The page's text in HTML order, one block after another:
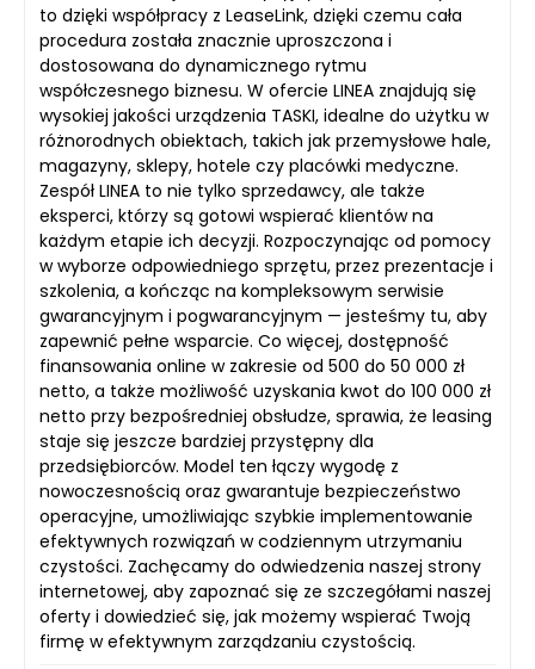
to dzięki współpracy z LeaseLink, dzięki czemu cała
procedura została znacznie uproszczona i
dostosowana do dynamicznego rytmu
współczesnego biznesu. W ofercie LINEA znajdują się
wysokiej jakości urządzenia TASKI, idealne do użytku w
różnorodnych obiektach, takich jak przemysłowe hale,
magazyny, sklepy, hotele czy placówki medyczne.
Zespół LINEA to nie tylko sprzedawcy, ale także
eksperci, którzy są gotowi wspierać klientów na
każdym etapie ich decyzji. Rozpoczynając od pomocy
w wyborze odpowiedniego sprzętu, przez prezentacje i
szkolenia, a kończąc na kompleksowym serwisie
gwarancyjnym i pogwarancyjnym — jesteśmy tu, aby
zapewnić pełne wsparcie. Co więcej, dostępność
finansowania online w zakresie od 500 do 50 000 zł
netto, a także możliwość uzyskania kwot do 100 000 zł
netto przy bezpośredniej obsłudze, sprawia, że leasing
staje się jeszcze bardziej przystępny dla
przedsiębiorców. Model ten łączy wygodę z
nowoczesnością oraz gwarantuje bezpieczeństwo
operacyjne, umożliwiając szybkie implementowanie
efektywnych rozwiązań w codziennym utrzymaniu
czystości. Zachęcamy do odwiedzenia naszej strony
internetowej, aby zapoznać się ze szczegółami naszej
oferty i dowiedzieć się, jak możemy wspierać Twoją
firmę w efektywnym zarządzaniu czystością.